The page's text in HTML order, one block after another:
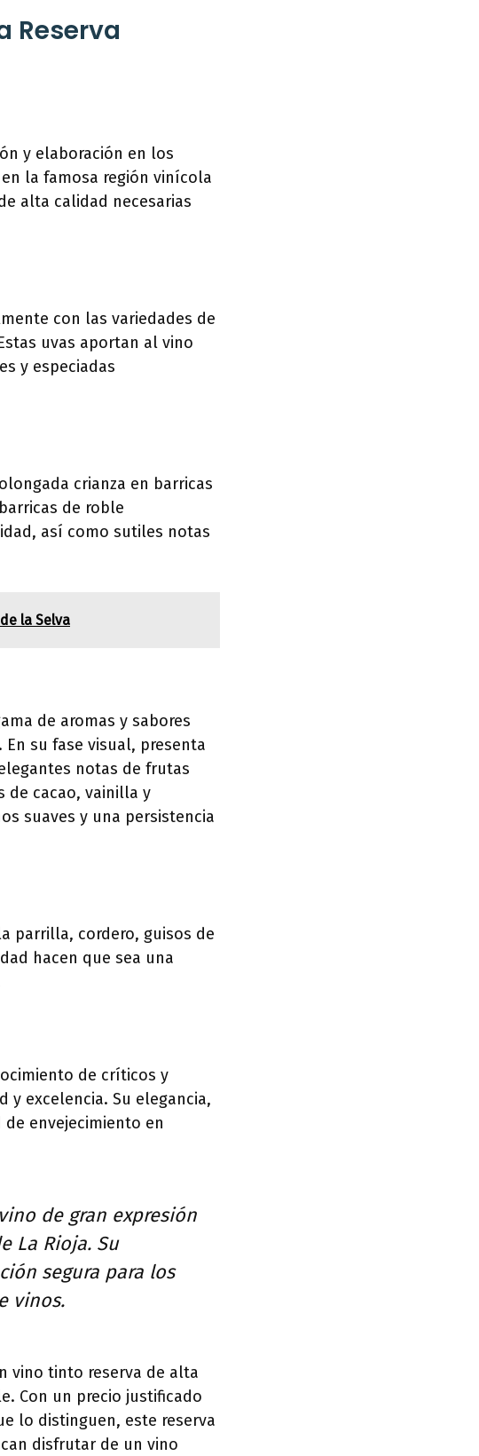
Reserva
y elaboración en los
la famosa región vinícola
alta calidad necesarias
con las variedades de
uvas aportan al vino
y especiadas
crianza en barricas
de roble
así como sutiles notas
la Selva
de aromas y sabores
su fase visual, presenta
notas de frutas
de cacao, vainilla y
suaves y una persistencia
parrilla, cordero, guisos de
hacen que sea una
de críticos y
excelencia. Su elegancia,
envejecimiento en
de gran expresión
La Rioja. Su
segura para los
vinos.
vino tinto reserva de alta
Con un precio justificado
lo distinguen, este reserva
disfrutar de un vino